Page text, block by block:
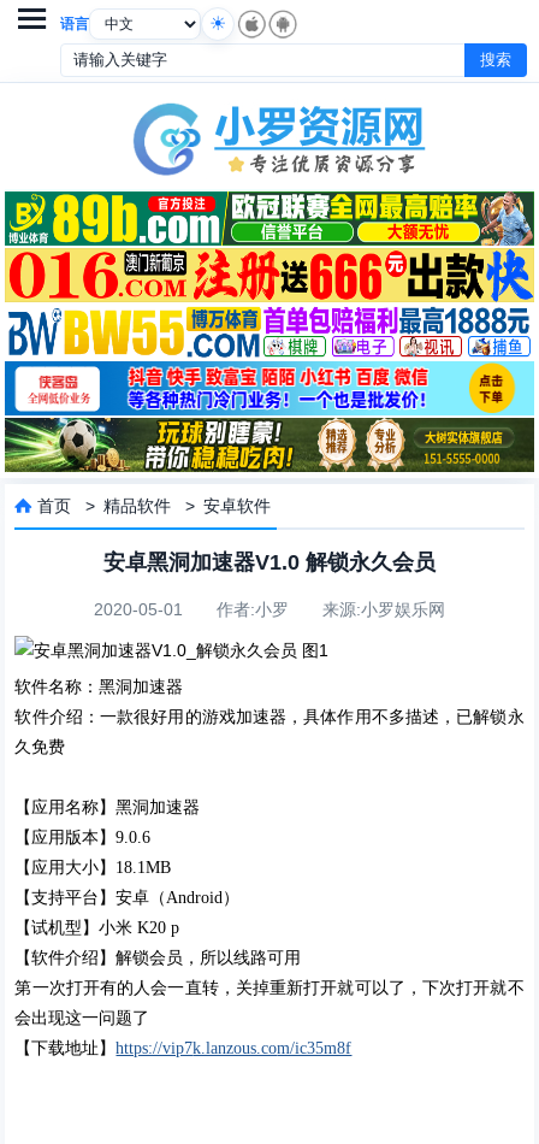
语言

 首页 >精品软件 >安卓软件
安卓黑洞加速器V1.0 解锁永久会员
2020-05-01 作者:小罗 来源:小罗娱乐网
软件名称：黑洞加速器
软件介绍：一款很好用的游戏加速器，具体作用不多描述，已解锁永
久免费
【应用名称】黑洞加速器
【应用版本】9.0.6
【应用大小】18.1MB
【支持平台】安卓（Android）
【试机型】小米 K20 p
【软件介绍】解锁会员，所以线路可用
第一次打开有的人会一直转，关掉重新打开就可以了，下次打开就不
会出现这一问题了
【下载地址】https://vip7k.lanzous.com/ic35m8f